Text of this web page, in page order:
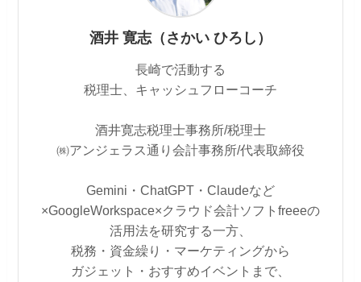
酒井 寛志（さかい ひろし）
長崎で活動する
税理士、キャッシュフローコーチ
酒井寛志税理士事務所/税理士
㈱アンジェラス通り会計事務所/代表取締役
Gemini・ChatGPT・Claudeなど
×GoogleWorkspace×クラウド会計ソフトfreeeの
活用法を研究する一方、
税務・資金繰り・マーケティングから
ガジェット・おすすめイベントまで、